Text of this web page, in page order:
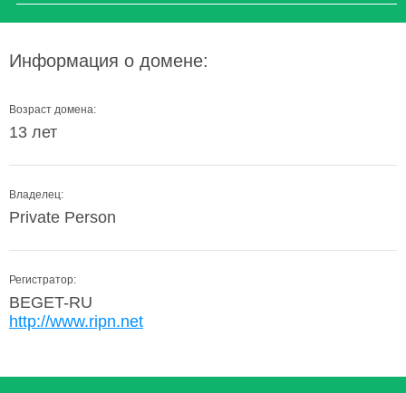
Информация о домене:
Возраст домена:
13 лет
Владелец:
Private Person
Регистратор:
BEGET-RU
http://www.ripn.net